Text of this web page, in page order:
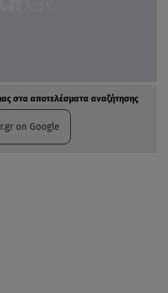
στα αποτελέσματα αναζήτησης
on Google